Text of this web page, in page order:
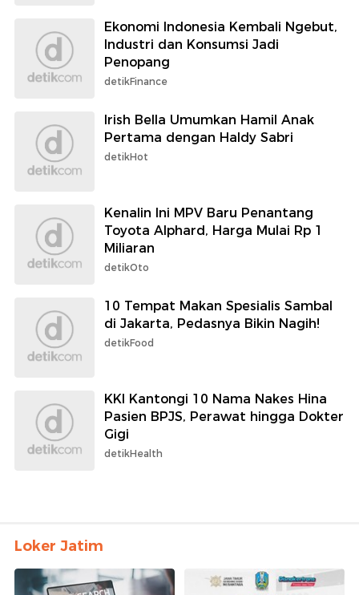
Ekonomi Indonesia Kembali Ngebut,
Industri dan Konsumsi Jadi
Penopang
detikFinance
Irish Bella Umumkan Hamil Anak
Pertama dengan Haldy Sabri
detikHot
Kenalin Ini MPV Baru Penantang
Toyota Alphard, Harga Mulai Rp 1
Miliaran
detikOto
10 Tempat Makan Spesialis Sambal
di Jakarta, Pedasnya Bikin Nagih!
detikFood
KKI Kantongi 10 Nama Nakes Hina
Pasien BPJS, Perawat hingga Dokter
Gigi
detikHealth
Loker Jatim